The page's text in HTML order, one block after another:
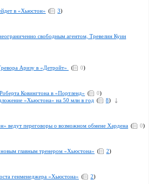
в «Хьюстон» ( 3)
свободным агентом, Тревелин Куин
Аризу в «Детройт» ( 0)
Ковингтона в «Портленд» ( 0)
«Хьюстона» на 50 млн в год ( 8)
ведут переговоры о возможном обмене Хардена ( 0)
новым главным тренером «Хьюстона» ( 2)
генменеджера «Хьюстона» ( 2)